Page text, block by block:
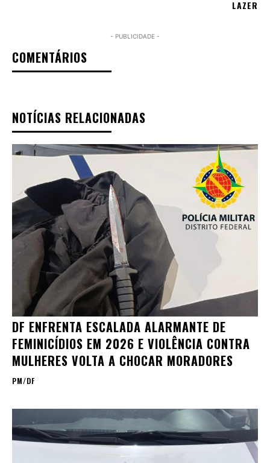
LAZER
- PUBLICIDADE -
COMENTÁRIOS
NOTÍCIAS RELACIONADAS
DF ENFRENTA ESCALADA ALARMANTE DE
FEMINICÍDIOS EM 2026 E VIOLÊNCIA CONTRA
MULHERES VOLTA A CHOCAR MORADORES
PM/DF